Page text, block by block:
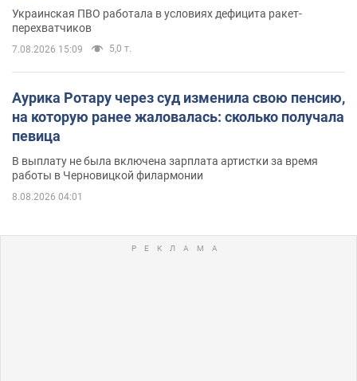
Украинская ПВО работала в условиях дефицита ракет-
перехватчиков
7.08.2026 15:09 5,0 т.
Аурика Ротару через суд изменила свою пенсию,
на которую ранее жаловалась: сколько получала
певица
В выплату не была включена зарплата артистки за время
работы в Черновицкой филармонии
8.08.2026 04:01